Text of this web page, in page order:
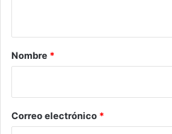
r
*
Nombre *
Correo electrónico *